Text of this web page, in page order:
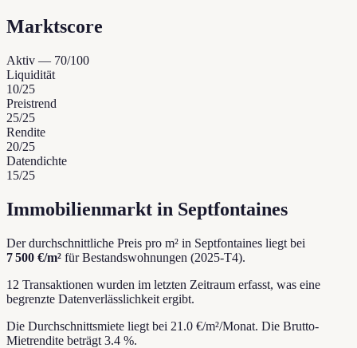
Marktscore
Aktiv — 70/100
Liquidität
10/25
Preistrend
25/25
Rendite
20/25
Datendichte
15/25
Immobilienmarkt in Septfontaines
Der durchschnittliche Preis pro m² in Septfontaines liegt bei
7 500 €/m² für Bestandswohnungen (2025-T4).
12 Transaktionen wurden im letzten Zeitraum erfasst, was eine
begrenzte Datenverlässlichkeit ergibt.
Die Durchschnittsmiete liegt bei 21.0 €/m²/Monat. Die Brutto-
Mietrendite beträgt 3.4 %.